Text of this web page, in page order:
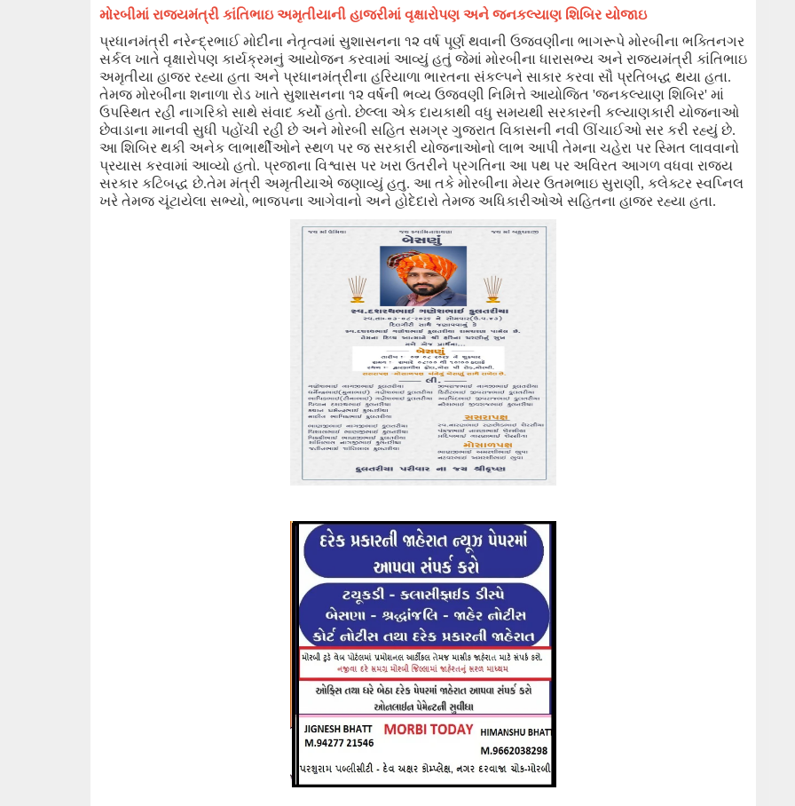
મોરબીમાં રાજયમંત્રી કાંતિભાઇ અમૃતીયાની હાજરીમાં વૃક્ષારોપણ અને જનકલ્યાણ શિબિરયોજાઇ
પ્રધાનમંત્રી નરેન્દ્રભાઈ મોદીના નેતૃત્વમાં સુશાસનના ૧૨ વર્ષ પૂર્ણ થવાની ઉજવણીના ભાગરૂપે મોરબીના ભક્તિનગર
સર્કલ ખાતે વૃક્ષારોપણ કાર્યક્રમનું આયોજન કરવામાં આવ્યું હતું જેમાં મોરબીના ધારાસભ્ય અને રાજયમંત્રી કાંતિભાઇ
અમૃતીયા હાજર રહ્યા હતા અને પ્રધાનમંત્રીના હરિયાળા ભારતના સંકલ્પને સાકાર કરવા સૌ પ્રતિબદ્ધ થયા હતા.
તેમજ મોરબીના શનાળા રોડ ખાતે સુશાસનના ૧૨ વર્ષની ભવ્ય ઉજવણી નિમિત્તે આયોજિત 'જનકલ્યાણ શિબિર' માં
ઉપસ્થિત રહી નાગરિકો સાથે સંવાદ કર્યો હતો. છેલ્લા એક દાયકાથી વધુ સમયથી સરકારની કલ્યાણકારી યોજનાઓ
છેવાડાના માનવી સુધી પહોંચી રહી છે અને મોરબી સહિત સમગ્ર ગુજરાત વિકાસની નવી ઊંચાઈઓ સર કરી રહ્યું છે.
આ શિબિર થકી અનેક લાભાર્થીઓને સ્થળ પર જ સરકારી યોજનાઓનો લાભ આપી તેમના ચહેરા પર સ્મિત લાવવાનો
પ્રયાસ કરવામાં આવ્યો હતો. પ્રજાના વિશ્વાસ પર ખરા ઉતરીને પ્રગતિના આ પથ પર અવિરત આગળ વધવા રાજ્ય
સરકાર કટિબદ્ધ છે.તેમ મંત્રી અમૃતીયાએ જણાવ્યું હતુ. આ તકે મોરબીના મેયર ઉતમભાઇ સુરાણી, કલેક્ટર સ્વપ્નિલ
ખરે તેમજ ચૂંટાયેલા સભ્યો, ભાજપના આગેવાનો અને હોદેદારો તેમજ અધિકારીઓએ સહિતના હાજર રહ્યા હતા.